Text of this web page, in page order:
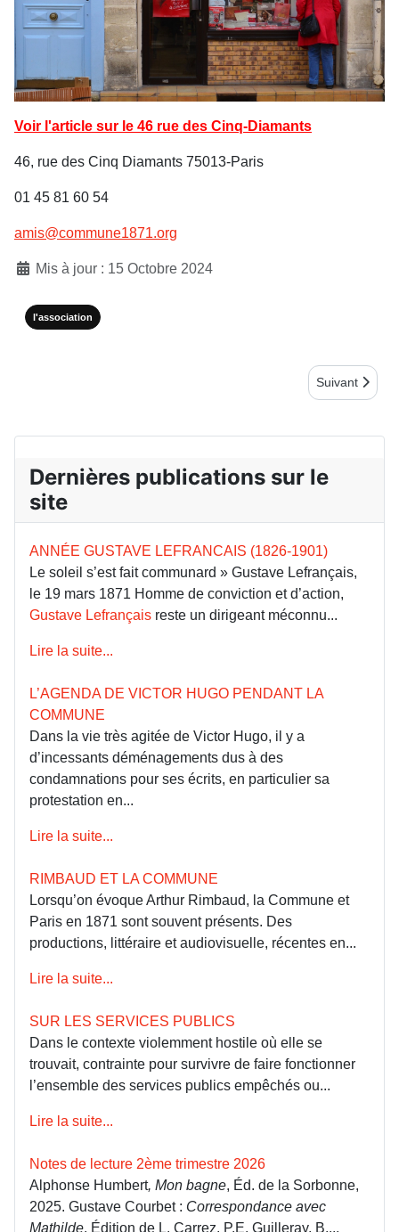
Voir l'article sur le 46 rue des Cinq-Diamants
46, rue des Cinq Diamants 75013-Paris
01 45 81 60 54
amis@commune1871.org
DétailsMis à jour : 15 Octobre 2024
l'association
Article
Suivant
Dernières publications sur le
site
ANNÉE GUSTAVE LEFRANCAIS (1826-1901)
Le soleil s’est fait communard » Gustave Lefrançais,
le 19 mars 1871 Homme de conviction et d’action,
Gustave Lefrançais reste un dirigeant méconnu...
Lire la suite...
L’AGENDA DE VICTOR HUGO PENDANT LA
COMMUNE
Dans la vie très agitée de Victor Hugo, il y a
d’incessants déménagements dus à des
condamnations pour ses écrits, en particulier sa
protestation en...
Lire la suite...
RIMBAUD ET LA COMMUNE
Lorsqu’on évoque Arthur Rimbaud, la Commune et
Paris en 1871 sont souvent présents. Des
productions, littéraire et audiovisuelle, récentes en...
Lire la suite...
SUR LES SERVICES PUBLICS
Dans le contexte violemment hostile où elle se
trouvait, contrainte pour survivre de faire fonctionner
l’ensemble des services publics empêchés ou...
Lire la suite...
Notes de lecture 2ème trimestre 2026
Alphonse Humbert, Mon bagne, Éd. de la Sorbonne,
2025. Gustave Courbet : Correspondance avec
Mathilde. Édition de L. Carrez, P.E. Guilleray, B....